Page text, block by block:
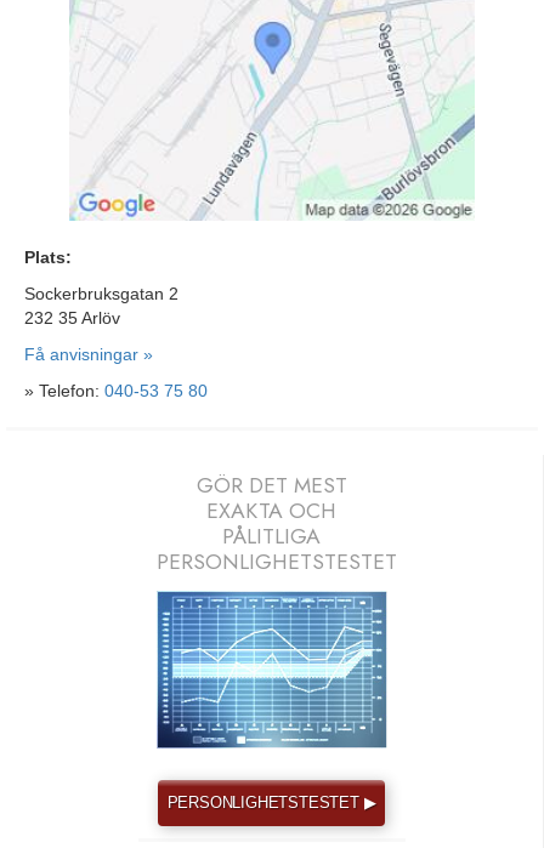
Plats:
Sockerbruksgatan 2
232 35 Arlöv
Få anvisningar »
» Telefon: 040-53 75 80
GÖR DET MEST
EXAKTA OCH
PÅLITLIGA
PERSONLIGHETSTESTET
PERSONLIGHETSTESTET ▶